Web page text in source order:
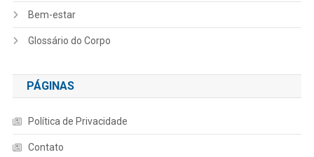
Bem-estar
Glossário do Corpo
PÁGINAS
Política de Privacidade
Contato